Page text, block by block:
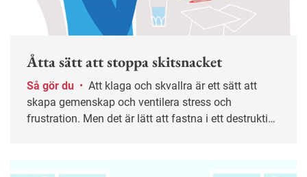
Åtta sätt att stoppa skitsnacket
Så gör du •
skapa gemenskap och ventilera stress och
frustration. Men det är lätt att fastna i ett destruktivt